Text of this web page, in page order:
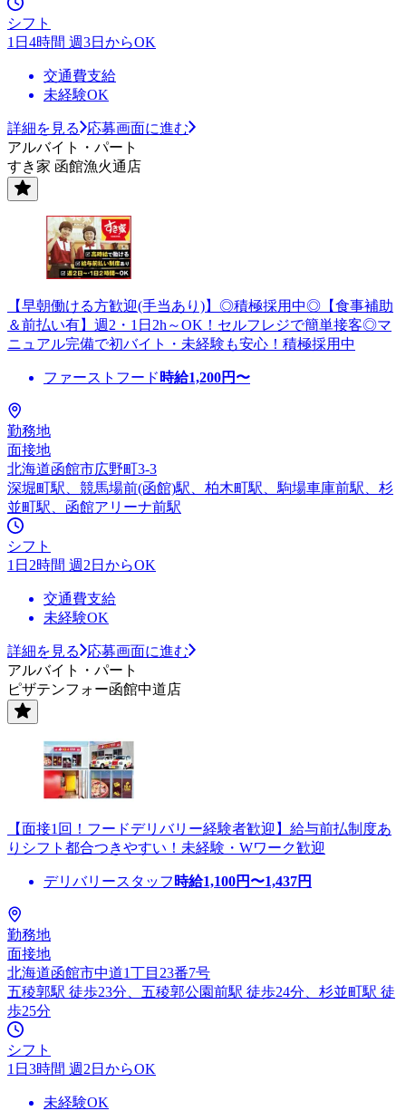
シフト
1日4時間 週3日からOK
交通費支給
未経験OK
詳細を見る
応募画面に進む
アルバイト・パート
すき家 函館漁火通店
【早朝働ける方歓迎(手当あり)】◎積極採用中◎【食事補助
＆前払い有】週2・1日2h～OK！セルフレジで簡単接客◎マ
ニュアル完備で初バイト・未経験も安心！積極採用中
ファーストフード 時給1,200円〜
勤務地
面接地
北海道函館市広野町3-3
深堀町駅、競馬場前(函館)駅、柏木町駅、駒場車庫前駅、杉
並町駅、函館アリーナ前駅
シフト
1日2時間 週2日からOK
交通費支給
未経験OK
詳細を見る
応募画面に進む
アルバイト・パート
ピザテンフォー函館中道店
【面接1回！フードデリバリー経験者歓迎】給与前払制度あ
りシフト都合つきやすい！未経験・Wワーク歓迎
デリバリースタッフ 時給1,100円〜1,437円
勤務地
面接地
北海道函館市中道1丁目23番7号
五稜郭駅 徒歩23分、五稜郭公園前駅 徒歩24分、杉並町駅 徒
歩25分
シフト
1日3時間 週2日からOK
未経験OK